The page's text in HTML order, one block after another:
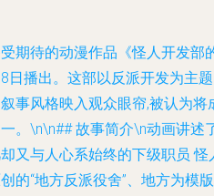
期待的动漫作品《怪人开发部
日播出。这部以反派开发为主
事风格映入观众眼帘,被认为
。\n\n## 故事简介\n动画讲述
又与人心系始终的下级职员
的“地方反派役舍”、地方为模